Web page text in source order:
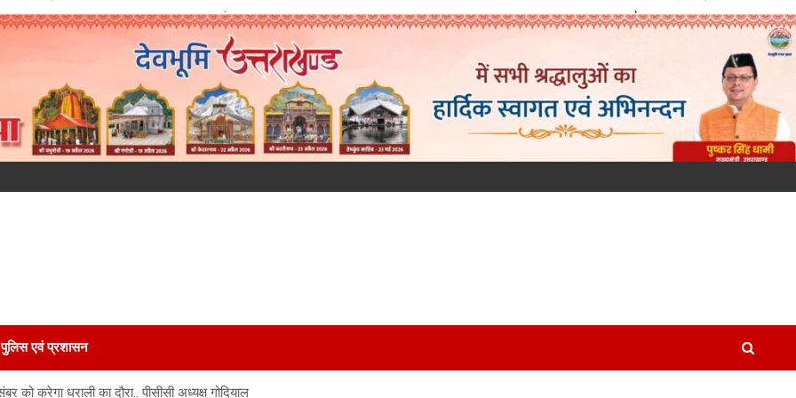
पुलिस एवं प्रशासन
करेगा धराली का दौरा.. पीसीसी अध्यक्ष गोदियाल